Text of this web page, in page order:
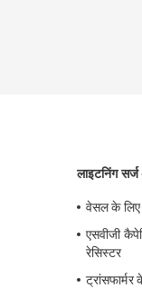
लाइटनिंग
वेसल के लिए
एसवीजी
रेसिस्टर